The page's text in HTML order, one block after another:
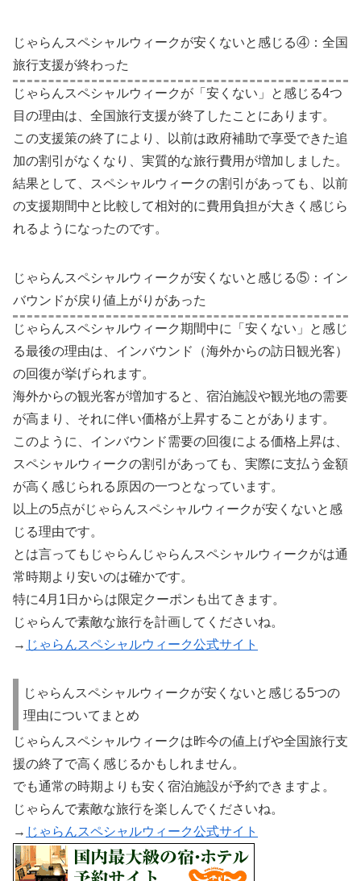
じゃらんスペシャルウィークが安くないと感じる④：全国
旅行支援が終わった
じゃらんスペシャルウィークが「安くない」と感じる4つ
目の理由は、全国旅行支援が終了したことにあります。
この支援策の終了により、以前は政府補助で享受できた追
加の割引がなくなり、実質的な旅行費用が増加しました。
結果として、スペシャルウィークの割引があっても、以前
の支援期間中と比較して相対的に費用負担が大きく感じら
れるようになったのです。
じゃらんスペシャルウィークが安くないと感じる⑤：イン
バウンドが戻り値上がりがあった
じゃらんスペシャルウィーク期間中に「安くない」と感じ
る最後の理由は、インバウンド（海外からの訪日観光客）
の回復が挙げられます。
海外からの観光客が増加すると、宿泊施設や観光地の需要
が高まり、それに伴い価格が上昇することがあります。
このように、インバウンド需要の回復による価格上昇は、
スペシャルウィークの割引があっても、実際に支払う金額
が高く感じられる原因の一つとなっています。
以上の5点がじゃらんスペシャルウィークが安くないと感
じる理由です。
とは言ってもじゃらんじゃらんスペシャルウィークがは通
常時期より安いのは確かです。
特に4月1日からは限定クーポンも出てきます。
じゃらんで素敵な旅行を計画してくださいね。
→ じゃらんスペシャルウィーク公式サイト
じゃらんスペシャルウィークが安くないと感じる5つの
理由についてまとめ
じゃらんスペシャルウィークは昨今の値上げや全国旅行支
援の終了で高く感じるかもしれません。
でも通常の時期よりも安く宿泊施設が予約できますよ。
じゃらんで素敵な旅行を楽しんでくださいね。
→ じゃらんスペシャルウィーク公式サイト